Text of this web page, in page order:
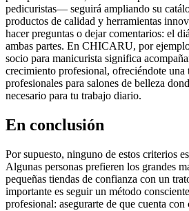
pedicuristas— seguirá ampliando su
productos de calidad y herramientas
hacer preguntas o dejar comentarios: el
ambas partes. En CHICARU, por
socio para manicurista significa
crecimiento profesional, ofreciéndote una
profesionales para salones de belleza
necesario para tu trabajo diario.
En conclusión
Por supuesto, ninguno de estos criterios
Algunas personas prefieren los grandes
pequeñas tiendas de confianza con un
importante es seguir un método
profesional: asegurarte de que cuenta